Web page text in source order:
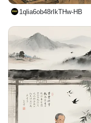
1qlia6ob48rIkTHw-HB